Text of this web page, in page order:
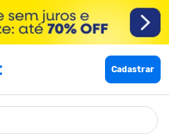
Cadastrar